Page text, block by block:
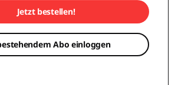
Jetzt bestellen!
Abo einloggen